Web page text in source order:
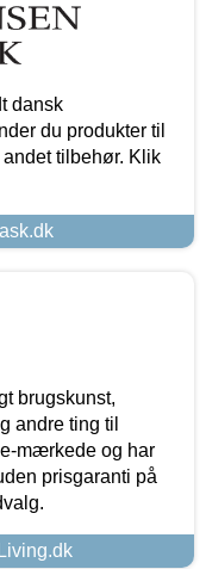
dansk
du produkter til
tilbehør. Klik
brugskunst,
andre ting til
mærkede og har
prisgaranti på